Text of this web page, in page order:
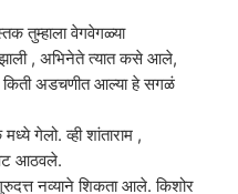
तुम्हाला वेगवेगळ्या
झाली , अभिनेते त्यात कसे आले,
किती अडचणीत आल्या हे सगळं
गेलो. व्ही शांताराम ,
आठवले.
नव्याने शिकता आले. किशोर